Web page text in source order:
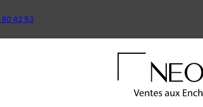
80 42 53